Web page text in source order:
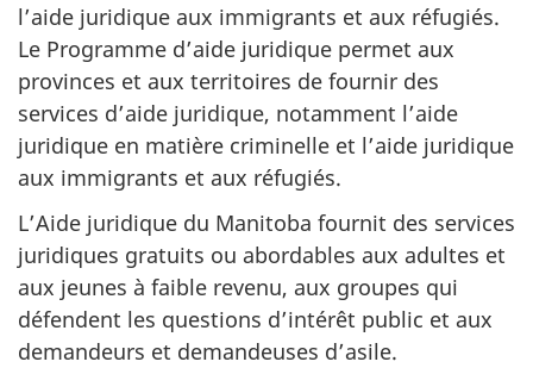
l’aide juridique aux immigrants et aux réfugiés.
Le Programme d’aide juridique permet aux
provinces et aux territoires de fournir des
services d’aide juridique, notamment l’aide
juridique en matière criminelle et l’aide juridique
aux immigrants et aux réfugiés.
L’Aide juridique du Manitoba fournit des services
juridiques gratuits ou abordables aux adultes et
aux jeunes à faible revenu, aux groupes qui
défendent les questions d’intérêt public et aux
demandeurs et demandeuses d’asile.